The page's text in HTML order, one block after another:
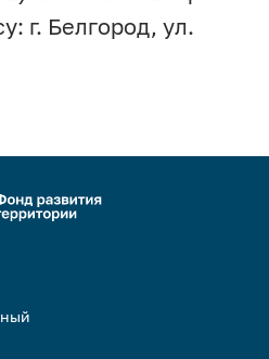
г. Белгород, ул.